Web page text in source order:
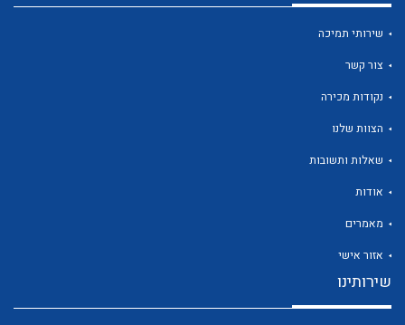
לכל מוצרי היצרןשירותי תמיכה
צור קשר
נקודות מכירה
הצוות שלנו
שאלות ותשובות
אודות
מאמרים
אזור אישי
שירותינו